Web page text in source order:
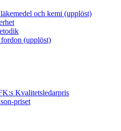
och kemi (upplöst)
(upplöst)
Kvalitetsledarpris
priset